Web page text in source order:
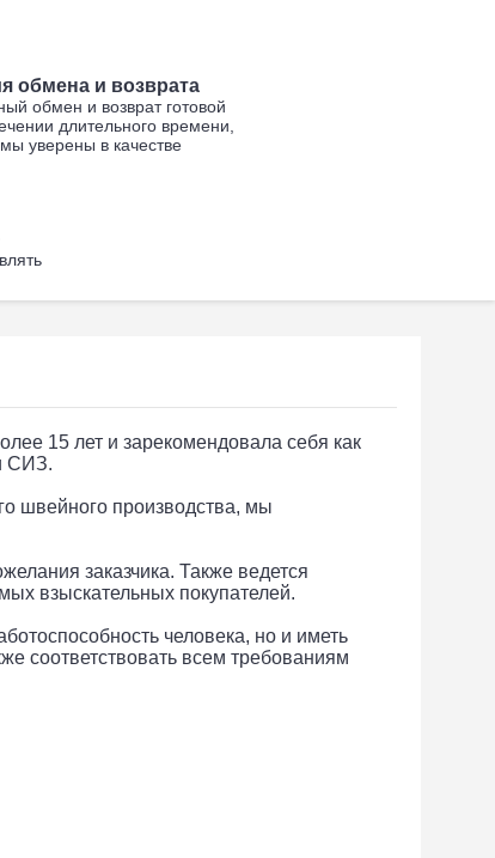
обмена и возврата
обмен и возврат готовой
длительного времени,
мы уверены в качестве
15 лет и зарекомендовала себя как
СИЗ.
швейного производства, мы
заказчика. Также ведется
взыскательных покупателей.
человека, но и иметь
соответствовать всем требованиям